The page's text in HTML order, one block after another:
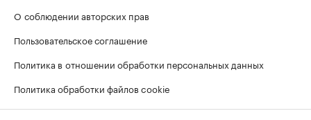
О соблюдении авторских прав
Пользовательское соглашение
Политика в отношении обработки персональных данных
Политика обработки файлов cookie